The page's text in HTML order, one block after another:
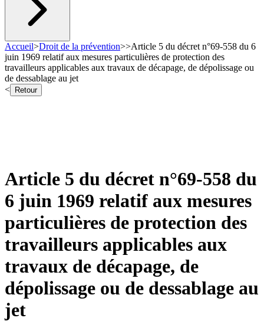
Accueil>Droit de la prévention>>Article 5 du décret n°69-558 du 6
juin 1969 relatif aux mesures particulières de protection des
travailleurs applicables aux travaux de décapage, de dépolissage ou
de dessablage au jet
<
Retour
Article 5 du décret n°69-558 du
6 juin 1969 relatif aux mesures
particulières de protection des
travailleurs applicables aux
travaux de décapage, de
dépolissage ou de dessablage au
jet